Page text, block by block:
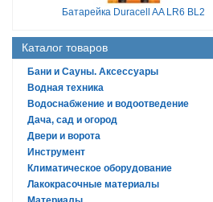
Батарейка Duracell AA LR6 BL2
Каталог товаров
Бани и Сауны. Аксессуары
Водная техника
Водоснабжение и водоотведение
Дача, сад и огород
Двери и ворота
Инструмент
Климатическое оборудование
Лакокрасочные материалы